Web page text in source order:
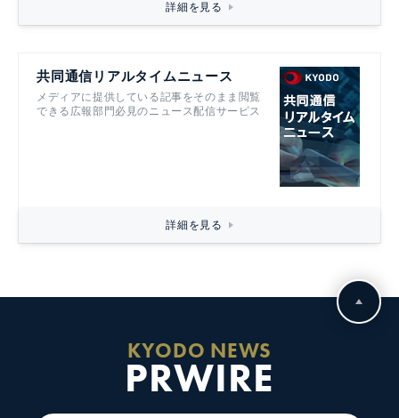
詳細を見る
共同通信リアルタイムニュース
メディアに提供している記事をそのまま閲覧
できる広報部門必見のニュース配信サービス
詳細を見る
KYODO NEWS
PRWIRE